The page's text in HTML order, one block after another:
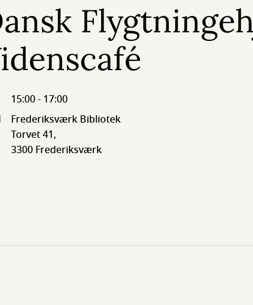
15:00 - 17:00
Frederiksværk Bibliotek
Torvet 41,
3300 Frederiksværk